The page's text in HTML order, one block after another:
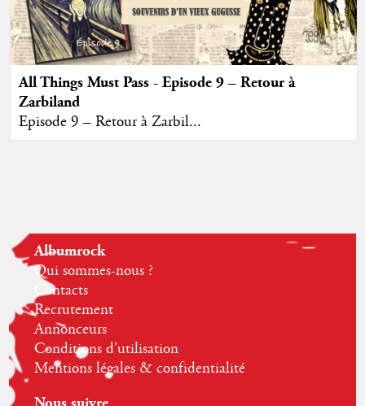
All Things Must Pass - Episode 9 – Retour à
Zarbiland
Episode 9 – Retour à Zarbil...
Albumrock
Qui sommes-nous ?
Contacts
Recrutement
Annonceurs
Conditions d'utilisation
Mentions légales & confidentialité